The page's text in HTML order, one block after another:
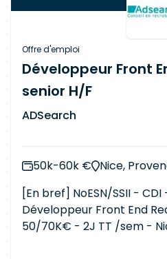
Offre d'emploi
Développeur Front
senior H/F
ADSearch
50k-60k €
Nice,
[En bref] NoESN/SSII -
Développeur Front End
50/70K€ - 2J TT /sem -